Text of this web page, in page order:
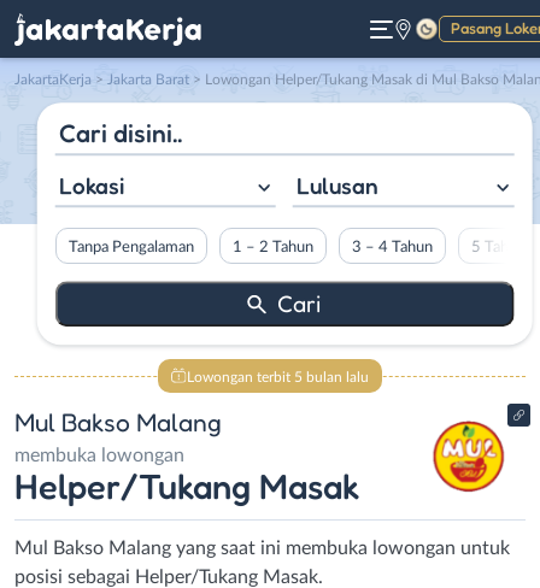
Pasang
Gelap
JakartaKerja > Jakarta Barat > Lowongan Helper/Tukang Masak di Mul Bakso
Lokasi Lulusan
Tanpa Pengalaman 1 – 2 Tahun 3 – 4 Tahun 5 Tahun
Lowongan terbit 5 bulan lalu
Mul Bakso Malang
membuka lowongan
Helper/Tukang Masak
Mul Bakso Malang yang saat ini membuka lowongan untuk
posisi sebagai Helper/Tukang Masak.